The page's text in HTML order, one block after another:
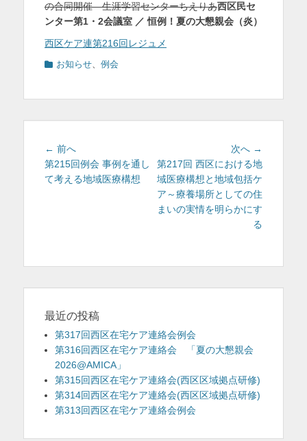
の合同開催 生涯学習センターちえりあ西区民セ
ンター第1・2会議室 ／ 恒例！夏の大懇親会（炎）
西区ケア連第216回レジュメ
カ お知らせ、 例会
投
稿
ナ
ョ
← 前へ
の
投
第215回例会 事例を通し
て考える地域医療構想
次へ →
第217回 西区における地
域医療構想と地域包括ケ
ア～療養場所としての住
まいの実情を明らかにす
る
最近の投稿
第317回西区在宅ケア連絡会例会
第316回西区在宅ケア連絡会 「夏の大懇親会
2026@AMICA」
第315回西区在宅ケア連絡会(西区区域拠点研修)
第314回西区在宅ケア連絡会(西区区域拠点研修)
第313回西区在宅ケア連絡会例会